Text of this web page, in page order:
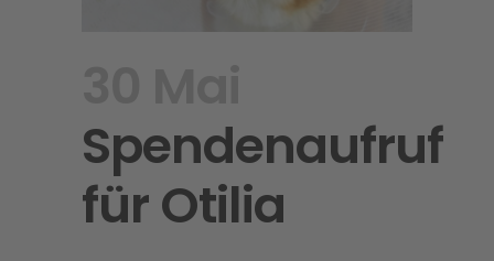
Spendenaufruf
für Otilia